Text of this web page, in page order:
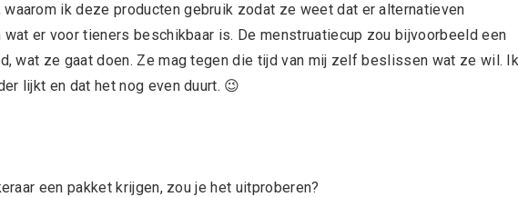
ik deze producten gebruik zodat ze weet dat er alternatieven
er voor tieners beschikbaar is. De menstruatiecup zou bijvoorbeeld een
wat ze gaat doen. Ze mag tegen die tijd van mij zelf beslissen wat ze wil. Ik
lijkt en dat het nog even duurt. 😉
een pakket krijgen, zou je het uitproberen?